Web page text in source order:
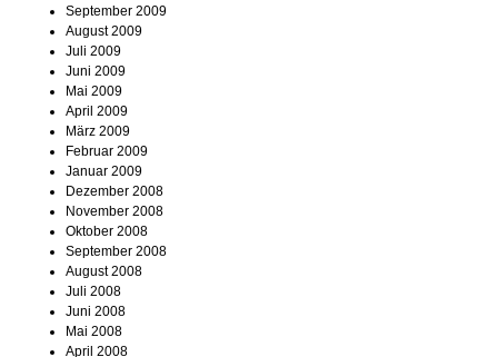
September 2009
August 2009
Juli 2009
Juni 2009
Mai 2009
April 2009
März 2009
Februar 2009
Januar 2009
Dezember 2008
November 2008
Oktober 2008
September 2008
August 2008
Juli 2008
Juni 2008
Mai 2008
April 2008